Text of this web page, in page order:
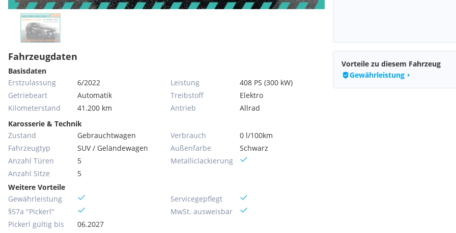
Fahrzeugdaten
Basisdaten
Erstzulassung
6/2022
Getriebeart
Automatik
Kilometerstand
41.200 km
Leistung
408 PS (300 kW)
Treibstoff
Elektro
Antrieb
Allrad
Karosserie & Technik
Zustand
Gebrauchtwagen
Fahrzeugtyp
SUV / Geländewagen
Anzahl Türen
5
Anzahl Sitze
5
Verbrauch
0 l/100km
Außenfarbe
Schwarz
Metallic­lackierung
Weitere Vorteile
Gewährleistung
§57a "Pickerl"
Pickerl gültig bis
06.2027
Servicegepflegt
MwSt. ausweisbar
Vorteile zu diesem Fahrzeug
Gewährleistung